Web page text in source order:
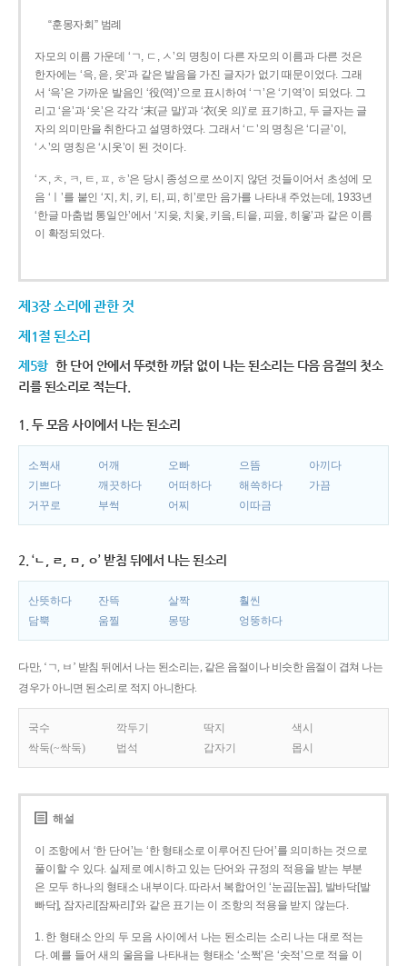
“훈몽자회” 범례
자모의 이름 가운데 ‘ㄱ, ㄷ, ㅅ’의 명칭이 다른 자모의 이름과 다른 것은
한자에는 ‘윽, 읃, 읏’과 같은 발음을 가진 글자가 없기 때문이었다. 그래
서 ‘윽’은 가까운 발음인 ‘役(역)’으로 표시하여 ‘ㄱ’은 ‘기역’이 되었다. 그
리고 ‘읃’과 ‘읏’은 각각 ‘末(귿 말)’과 ‘衣(옷 의)’로 표기하고, 두 글자는 글
자의 의미만을 취한다고 설명하였다. 그래서 ‘ㄷ’의 명칭은 ‘디귿’이,
‘ㅅ’의 명칭은 ‘시옷’이 된 것이다.
‘ㅈ, ㅊ, ㅋ, ㅌ, ㅍ, ㅎ’은 당시 종성으로 쓰이지 않던 것들이어서 초성에 모
음 ‘ㅣ’를 붙인 ‘지, 치, 키, 티, 피, 히’로만 음가를 나타내 주었는데, 1933년
‘한글 마춤법 통일안’에서 ‘지읒, 치읓, 키읔, 티읕, 피읖, 히읗’과 같은 이름
이 확정되었다.
제3장 소리에 관한 것
제1절 된소리
제5항 한 단어 안에서 뚜렷한 까닭 없이 나는 된소리는 다음 음절의 첫소
리를 된소리로 적는다.
1. 두 모음 사이에서 나는 된소리
소쩍새 어깨 오빠 으뜸
아끼다
기쁘다
깨끗하다 어떠하다 해쓱하다
가끔
거꾸로
부썩 어찌 이따금
2. ‘ㄴ, ㄹ, ㅁ, ㅇ’ 받침 뒤에서 나는 된소리
산뜻하다 잔뜩 살짝
훨씬
담뿍
움찔 몽땅 엉뚱하다
다만, ‘ㄱ, ㅂ’ 받침 뒤에서 나는 된소리는, 같은 음절이나 비슷한 음절이 겹쳐 나는
경우가 아니면 된소리로 적지 아니한다.
국수 깍두기 딱지
색시
싹둑(~싹둑)
법석 갑자기 몹시
해설
이 조항에서 ‘한 단어’는 ‘한 형태소로 이루어진 단어’를 의미하는 것으로
풀이할 수 있다. 실제로 예시하고 있는 단어와 규정의 적용을 받는 부분
은 모두 하나의 형태소 내부이다. 따라서 복합어인 ‘눈곱[눈꼽], 발바닥[발
빠닥], 잠자리[잠짜리]’와 같은 표기는 이 조항의 적용을 받지 않는다.
1. 한 형태소 안의 두 모음 사이에서 나는 된소리는 소리 나는 대로 적는
다. 예를 들어 새의 울음을 나타내는 형태소 ‘소쩍’은 ‘솟적’으로 적을 이